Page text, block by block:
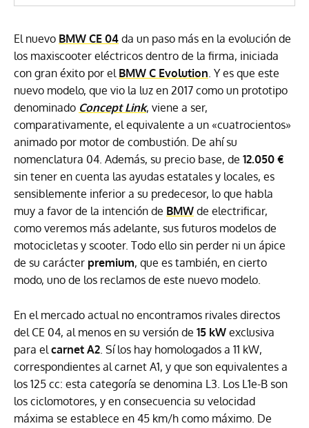
El nuevo BMW CE 04 da un paso más en la evolución de
los maxiscooter eléctricos dentro de la firma, iniciada
con gran éxito por el BMW C Evolution. Y es que este
nuevo modelo, que vio la luz en 2017 como un prototipo
denominado Concept Link, viene a ser,
comparativamente, el equivalente a un «cuatrocientos»
animado por motor de combustión. De ahí su
nomenclatura 04. Además, su precio base, de 12.050 €
sin tener en cuenta las ayudas estatales y locales, es
sensiblemente inferior a su predecesor, lo que habla
muy a favor de la intención de BMW de electrificar,
como veremos más adelante, sus futuros modelos de
motocicletas y scooter. Todo ello sin perder ni un ápice
de su carácter premium, que es también, en cierto
modo, uno de los reclamos de este nuevo modelo.
En el mercado actual no encontramos rivales directos
del CE 04, al menos en su versión de 15 kW exclusiva
para elcarnet A2. Sí los hay homologados a 11 kW,
correspondientes al carnet A1, y que son equivalentes a
los 125 cc: esta categoría se denomina L3. Los L1e-B son
los ciclomotores, y en consecuencia su velocidad
máxima se establece en 45 km/h como máximo. De